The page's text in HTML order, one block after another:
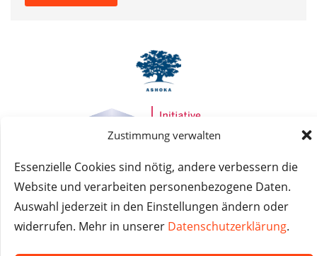
Zustimmung verwalten
Essenzielle Cookies sind nötig, andere verbessern die
Website und verarbeiten personenbezogene Daten.
Auswahl jederzeit in den Einstellungen ändern oder
widerrufen. Mehr in unserer Datenschutzerklärung.
© Das macht Schule 2026 – Das macht Schule haftet
nicht für die Inhalte externer Websites.